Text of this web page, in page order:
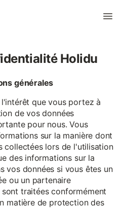
Holidu
générales
que vous portez à
de vos données
pour nous. Vous
sur la manière dont
collectées lors de l'utilisation
des informations sur la
vos données si vous êtes un
ou un partenaire
traitées conformément
matière de protection des